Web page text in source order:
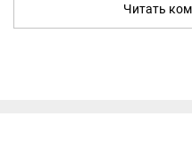
Читать